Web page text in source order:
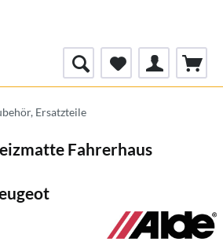
Ersatzteile
Fahrerhaus